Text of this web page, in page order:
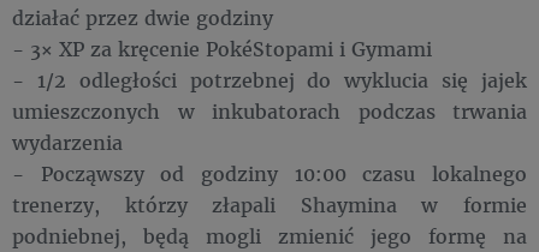
działać przez dwie godziny
- 3× XP za kręcenie PokéStopami i Gymami
- 1/2 odległości potrzebnej do wyklucia się jajek
umieszczonych w inkubatorach podczas trwania
wydarzenia
- Począwszy od godziny 10:00 czasu lokalnego
trenerzy, którzy złapali Shaymina w formie
podniebnej, będą mogli zmienić jego formę na